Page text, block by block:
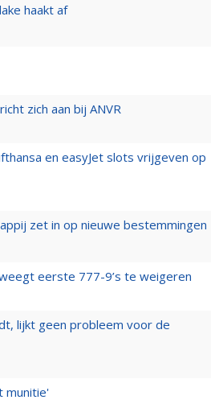
haakt af
zich aan bij ANVR
en easyJet slots vrijgeven op
zet in op nieuwe bestemmingen
eerste 777-9’s te weigeren
lijkt geen probleem voor de
munitie'